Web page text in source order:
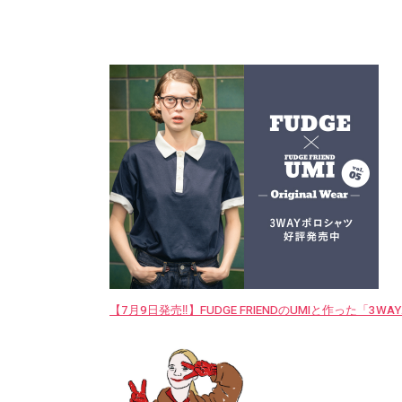
【7月9日発売‼︎】FUDGE FRIENDのUMIと作った「